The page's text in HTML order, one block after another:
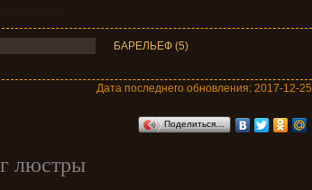
БАРЕЛЬЕФ (5)
Дата последнего обновления: 2017-12-25
Поделиться…
люстры